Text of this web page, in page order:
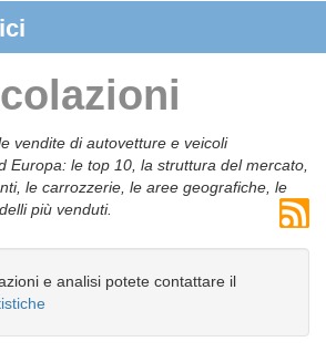
vendite di autovetture e veicoli
Europa: le top 10, la struttura del mercato,
le carrozzerie, le aree geografiche, le
più venduti.
e analisi potete contattare il